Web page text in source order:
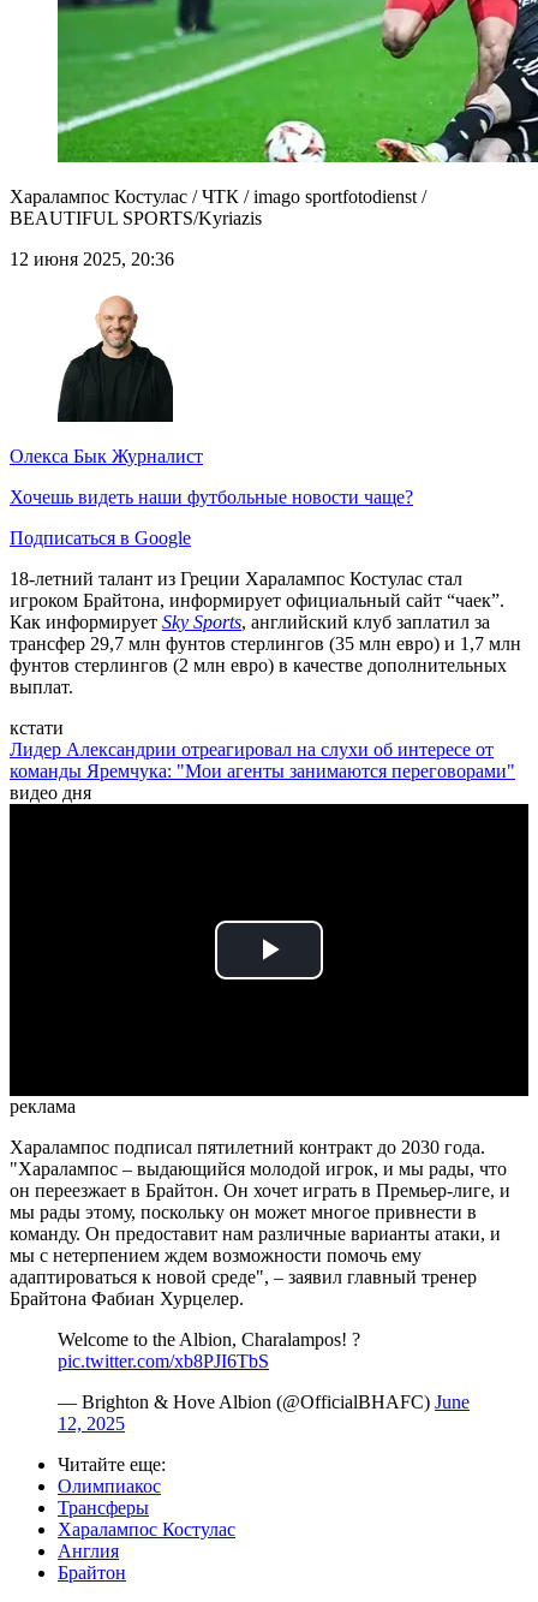
Харалампос Костулас / ЧТК / imago sportfotodienst /
BEAUTIFUL SPORTS/Kyriazis
12 июня 2025, 20:36
Олекса Бык Журналист
Хочешь видеть наши футбольные новости чаще?
Подписаться в Google
18-летний талант из Греции Харалампос Костулас стал
игроком Брайтона, информирует официальный сайт “чаек”.
Как информирует Sky Sports, английский клуб заплатил за
трансфер 29,7 млн фунтов стерлингов (35 млн евро) и 1,7 млн
фунтов стерлингов (2 млн евро) в качестве дополнительных
выплат.
кстати
Лидер Александрии отреагировал на слухи об интересе от
команды Яремчука: "Мои агенты занимаются переговорами"
видео дня
Play
реклама
Харалампос подписал пятилетний контракт до 2030 года.
"Харалампос – выдающийся молодой игрок, и мы рады, что
он переезжает в Брайтон. Он хочет играть в Премьер-лиге, и
мы рады этому, поскольку он может многое привнести в
команду. Он предоставит нам различные варианты атаки, и
мы с нетерпением ждем возможности помочь ему
адаптироваться к новой среде", – заявил главный тренер
Брайтона Фабиан Хурцелер.
Welcome to the Albion, Charalampos! ?
pic.twitter.com/xb8PJI6TbS
— Brighton & Hove Albion (@OfficialBHAFC) June
12, 2025
Читайте еще:
Олимпиакос
Трансферы
Харалампос Костулас
Англия
Брайтон